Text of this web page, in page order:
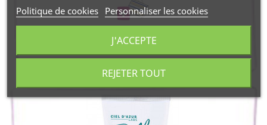
Politique de cookies Personnaliser les cookies
REJETER TOUT
J'ACCEPTE